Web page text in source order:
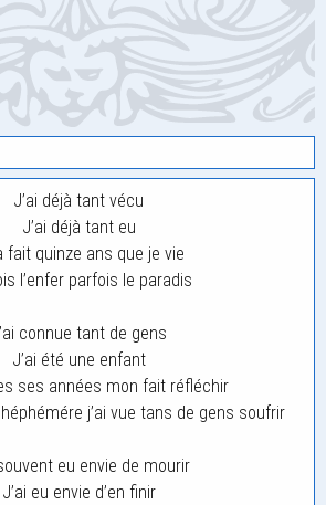
J’ai déjà tant vécu
J’ai déjà tant eu
fait quinze ans que je vie
l’enfer parfois le paradis
connue tant de gens
J’ai été une enfant
ses années mon fait réfléchir
j’ai vue tans de gens soufrir
eu envie de mourir
J’ai eu envie d’en finir